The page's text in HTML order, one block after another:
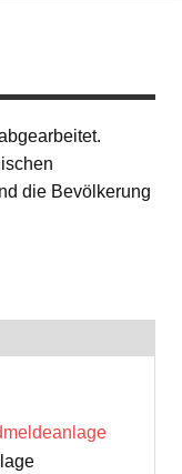
die Bevölkerung